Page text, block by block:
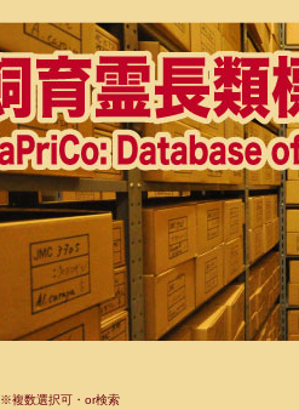
※複数選択可・or検索